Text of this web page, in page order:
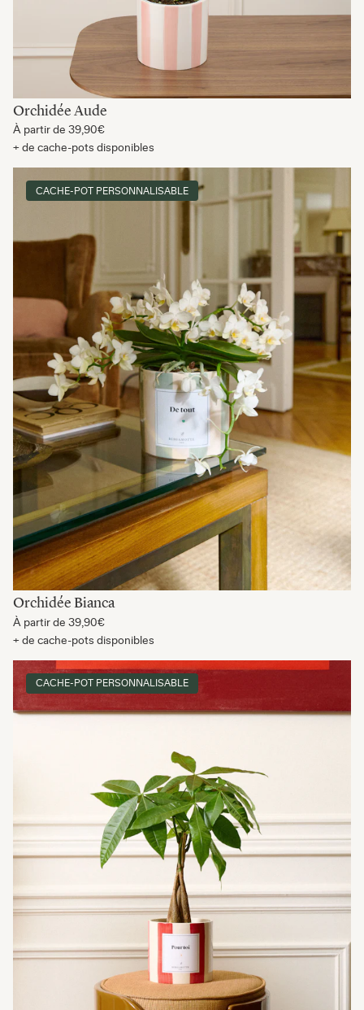
Orchidée Aude
À partir de 39,90€
+ de cache-pots disponibles
CACHE-POT PERSONNALISABLE
Orchidée Bianca
À partir de 39,90€
+ de cache-pots disponibles
CACHE-POT PERSONNALISABLE